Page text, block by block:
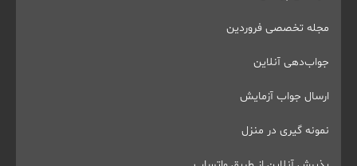
مجله تخصصی فروردین
جواب‌دهی آنلاین
ارسال جواب آزمایش
نمونه گیری در منزل